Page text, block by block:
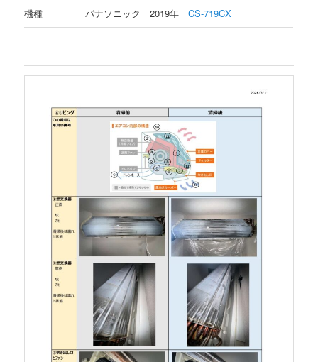
機種 パナソニック 2019年CS-719CX